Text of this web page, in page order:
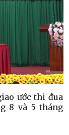
ước thi đua
8 và 5 tháng